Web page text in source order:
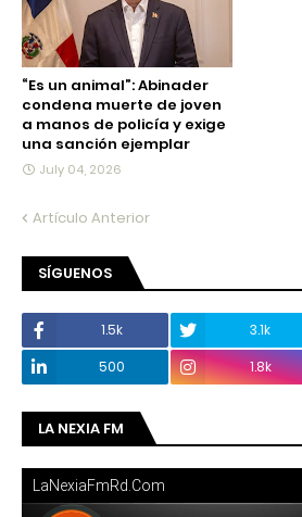
“Es un animal”: Abinader
condena muerte de joven
a manos de policía y exige
una sanción ejemplar
July 04, 2026
Artículo Anterior
SÍGUENOS
1.5k 3.1k
500
1.8k
LA NEXIA FM